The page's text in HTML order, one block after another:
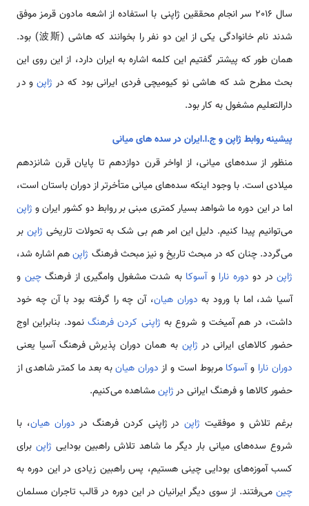
سال 2016 سر انجام محققین ژاپنی با استفاده از اشعه مادون قرمز موفق
شدند نام خانوادگی یکی از این دو نفر را بخوانند که هاشی (波斯) بود.
همان طور که پیشتر گفتیم این کلمه اشاره به ایران دارد، از این روی این
بحث مطرح شد که هاشی نو کیومیچی فردی ایرانی بود که در ژاپن و در
دارالتعلیم مشغول به کار بود.
پیشینه روابط ژاپن و ج.ا.ایران در سده های میانی
منظور از سده‌های میانی، از اواخر قرن دوازدهم تا پایان قرن شانزدهم
میلادی است. با وجود اینکه سده‌های میانی متأخرتر از دوران باستان است،
اما در این دوره ما شواهد بسیار کمتری مبنی بر روابط دو کشور ایران و ژاپن
می‌توانیم پیدا کنیم. دلیل این امر هم بی شک به تحولات تاریخی ژاپن بر
می‌گردد. چنان که در مبحث تاریخ و نیز مبحث فرهنگ ژاپنهم اشاره شد،
ژاپن در دو دوره نارا وآسوکا به شدت مشغول وامگیری از فرهنگچین و
آسیا شد، اما با ورود به دوران هیان، آن چه را گرفته بود با آن چه خود
داشت، در هم آمیخت و شروع به ژاپنی کردن فرهنگ نمود. بنابراین اوج
حضور کالاهای ایرانی در ژاپن به همان دوران پذیرش فرهنگ آسیا یعنی
دوران نارا وآسوکا مربوط است و از دوران هیانبه بعد ما کمتر شاهدی از
حضور کالاها و فرهنگ ایرانی درژاپنمشاهده می‌کنیم.
برغم تلاش و موفقیت ژاپندر ژاپنی کردن فرهنگ در دوران هیان، با
شروع سده‌های میانی بار دیگر ما شاهد تلاش راهبین بودایی ژاپن برای
کسب آموزه‌های بودایی چینی هستیم، پس راهبین زیادی در این دوره به
چین می‌رفتند. از سوی دیگر ایرانیان در این دوره در قالب تاجران مسلمان